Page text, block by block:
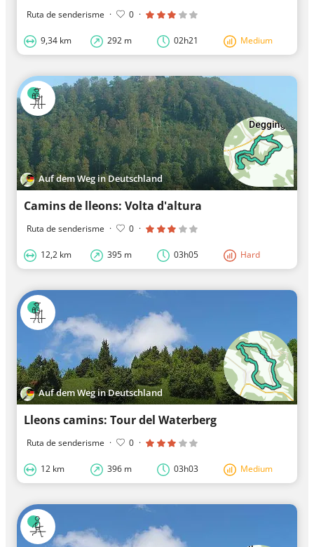
Ruta de senderisme · 0 ·
9,34 km 292 m 02h21 Medium
Auf dem Weg in Deutschland
Camins de lleons: Volta d'altura
Ruta de senderisme · 0 ·
12,2 km 395 m 03h05 Hard
Auf dem Weg in Deutschland
Lleons camins: Tour del Waterberg
Ruta de senderisme · 0 ·
12 km 396 m 03h03 Medium